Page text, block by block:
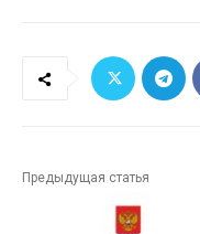
Предыдущая статья